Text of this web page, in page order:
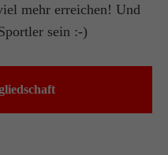
mehr erreichen! Und
sein :-)